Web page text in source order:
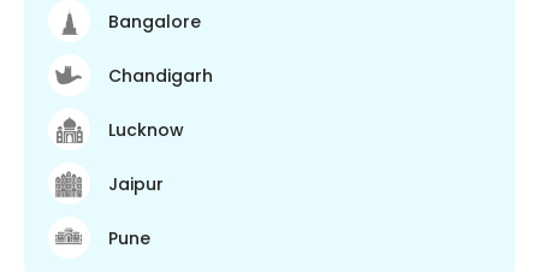
Bangalore
Chandigarh
Lucknow
Jaipur
Pune